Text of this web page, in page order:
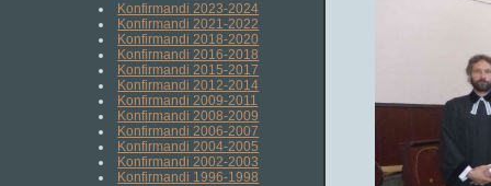
Konfirmandi 2023-2024
Konfirmandi 2021-2022
Konfirmandi 2018-2020
Konfirmandi 2016-2018
Konfirmandi 2015-2017
Konfirmandi 2012-2014
Konfirmandi 2009-2011
Konfirmandi 2008-2009
Konfirmandi 2006-2007
Konfirmandi 2004-2005
Konfirmandi 2002-2003
Konfirmandi 1996-1998